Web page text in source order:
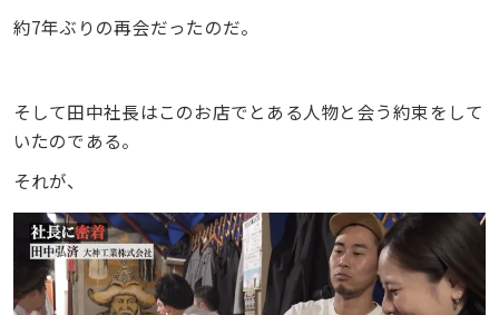
約7年ぶりの再会だったのだ。
そして田中社長はこのお店でとある人物と会う約束をして
いたのである。
それが、